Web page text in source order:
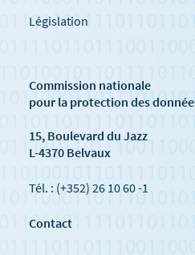
Législation
Commission nationale
pour la protection des
15, Boulevard du Jazz
L-4370 Belvaux
Tél. : (+352) 26 10 60 -1
Contact